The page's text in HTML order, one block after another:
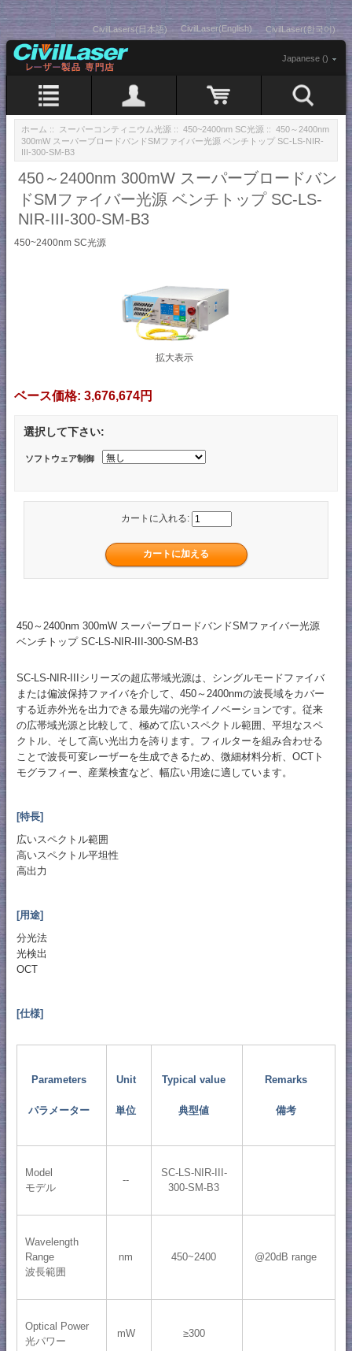
CivilLasers(日本語) CivilLaser(English) CivilLaser(한국어)
Japanese ()
ホーム :: スーパーコンティニウム光源 :: 450~2400nm SC光源 :: 450～2400nm
300mW スーパーブロードバンドSMファイバー光源 ベンチトップ SC-LS-NIR-
III-300-SM​​-B3
450～2400nm 300mW スーパーブロードバン
ドSMファイバー光源 ベンチトップ SC-LS-
NIR-III-300-SM​​-B3
450~2400nm SC光源
拡大表示
ベース価格: 3,676,674円
選択して下さい:
ソフトウェア制御
カートに入れる:
450～2400nm 300mW スーパーブロードバンドSMファイバー光源
ベンチトップ SC-LS-NIR-III-300-SM​​-B3
SC-LS-NIR-IIIシリーズの超広帯域光源は、シングルモードファイバ
または偏波保持ファイバを介して、450～2400nmの波長域をカバー
する近赤外光を出力できる最先端の光学イノベーションです。従来
の広帯域光源と比較して、極めて広いスペクトル範囲、平坦なスペ
クトル、そして高い光出力を誇ります。フィルターを組み合わせる
ことで波長可変レーザーを生成できるため、微細材料分析、OCTト
モグラフィー、産業検査など、幅広い用途に適しています。
[特長]
広いスペクトル範囲
高いスペクトル平坦性
高出力
[用途]
分光法
光検出
OCT
[仕様]
Parameters
パラメーター
Unit
単位
Typical value
典型値
Remarks
備考
Model
モデル
--
SC-LS-NIR-III-
300-SM-B3
Wavelength
Range
波長範囲
nm 450~2400 @20dB range
Optical Power
光パワー
mW ≥300